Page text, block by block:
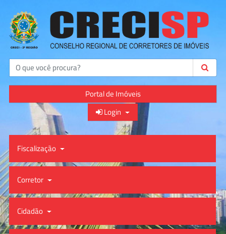
Buscar
Portal de Imóveis
Login
Fiscalização
Corretor
Cidadão